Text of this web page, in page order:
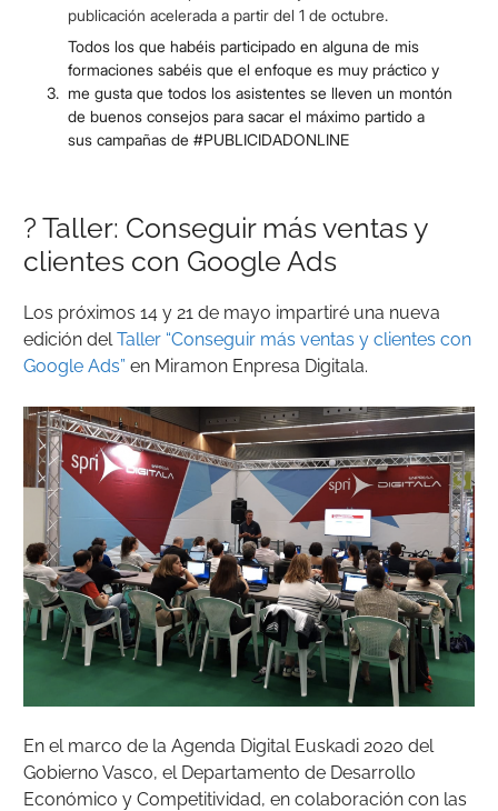
? Taller: Conseguir más ventas y
clientes con Google Ads
Los próximos 14 y 21 de mayo impartiré una nueva
edición del Taller “Conseguir más ventas y clientes con
Google Ads” en Miramon Enpresa Digitala.
En el marco de la Agenda Digital Euskadi 2020 del
Gobierno Vasco, el Departamento de Desarrollo
Económico y Competitividad, en colaboración con las
publicación acelerada a partir del 1 de octubre.
Todos los que habéis participado en alguna de mis
formaciones sabéis que el enfoque es muy práctico y
me gusta que todos los asistentes se lleven un montón
de buenos consejos para sacar el máximo partido a
sus campañas de #PUBLICIDADONLINE